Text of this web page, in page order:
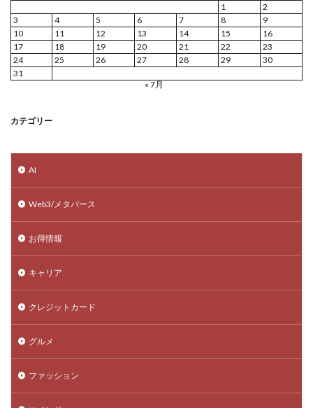
1
2
3
4 5 6 7 8
9
10
11 12 13 14 15
16
17
18 19 20 21 22
23
24
25 26 27 28 29
30
31
« 7月
カテゴリー
AI
Web3/メタバース
お得情報
キャリア
クレジットカード
グルメ
ファッション